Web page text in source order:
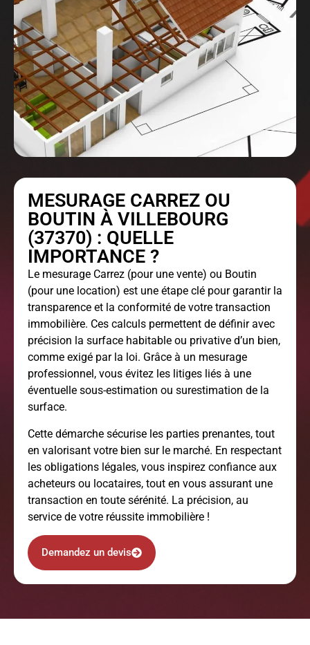
MESURAGE CARREZ OU
BOUTIN À VILLEBOURG
(37370) : QUELLE
IMPORTANCE ?
Le mesurage Carrez (pour une vente) ou Boutin
(pour une location) est une étape clé pour garantir la
transparence et la conformité de votre transaction
immobilière. Ces calculs permettent de définir avec
précision la surface habitable ou privative d’un bien,
comme exigé par la loi. Grâce à un mesurage
professionnel, vous évitez les litiges liés à une
éventuelle sous-estimation ou surestimation de la
surface.
Cette démarche sécurise les parties prenantes, tout
en valorisant votre bien sur le marché. En respectant
les obligations légales, vous inspirez confiance aux
acheteurs ou locataires, tout en vous assurant une
transaction en toute sérénité. La précision, au
service de votre réussite immobilière !
Demandez un devis